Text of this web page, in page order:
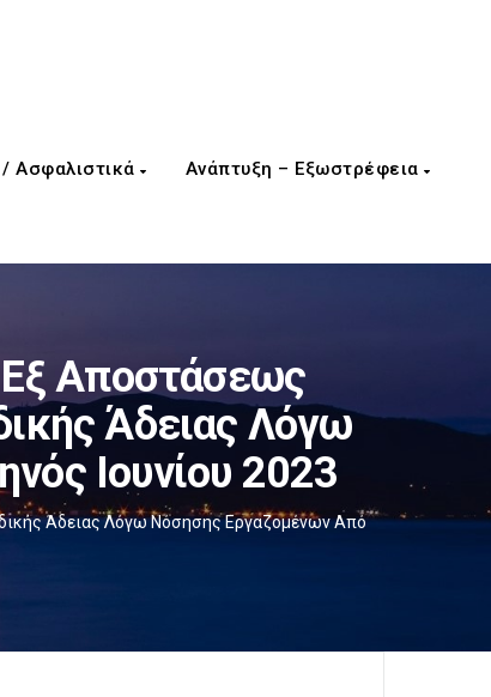
Ασφαλιστικά Ανάπτυξη – Εξωστρέφεια
Αποστάσεως
Άδειας Λόγω
Ιουνίου 2023
Άδειας Λόγω Νόσησης Εργαζομένων Από